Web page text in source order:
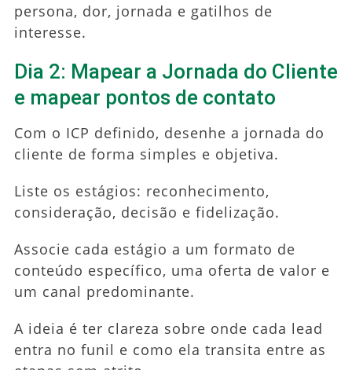
persona, dor, jornada e gatilhos de
interesse.
Dia 2: Mapear a Jornada do Cliente
e mapear pontos de contato
Com o ICP definido, desenhe a jornada do
cliente de forma simples e objetiva.
Liste os estágios: reconhecimento,
consideração, decisão e fidelização.
Associe cada estágio a um formato de
conteúdo específico, uma oferta de valor e
um canal predominante.
A ideia é ter clareza sobre onde cada lead
entra no funil e como ela transita entre as